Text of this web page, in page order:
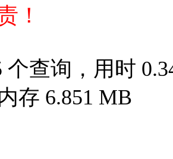
！
个查询，用时
存 6.851 MB